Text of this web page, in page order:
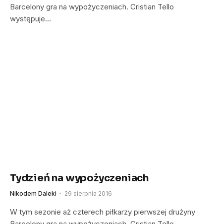
Barcelony gra na wypożyczeniach. Cristian Tello
występuje…
Tydzień na wypożyczeniach
Nikodem Daleki 29 sierpnia 2016
W tym sezonie aż czterech piłkarzy pierwszej drużyny